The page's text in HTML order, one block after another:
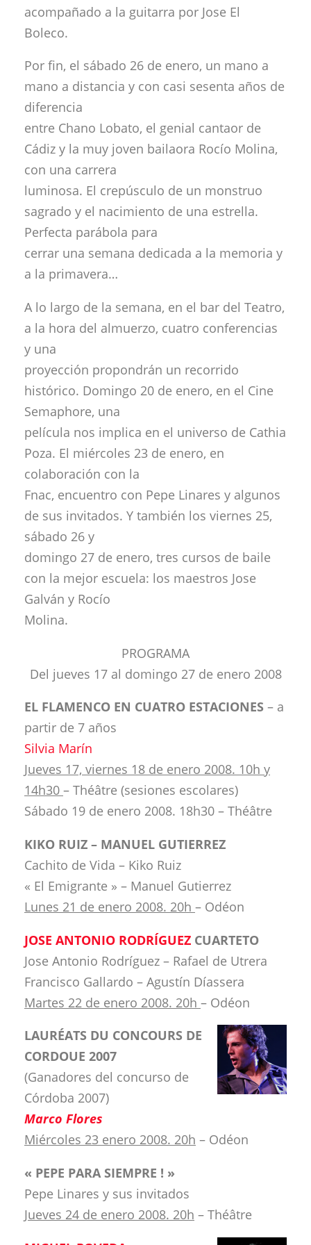
acompañado a la guitarra por Jose El
Boleco.
Por fin, el sábado 26 de enero, un mano a
mano a distancia y con casi sesenta años de
diferencia
entre Chano Lobato, el genial cantaor de
Cádiz y la muy joven bailaora Rocío Molina,
con una carrera
luminosa. El crepúsculo de un monstruo
sagrado y el nacimiento de una estrella.
Perfecta parábola para
cerrar una semana dedicada a la memoria y
a la primavera…
A lo largo de la semana, en el bar del Teatro,
a la hora del almuerzo, cuatro conferencias
y una
proyección propondrán un recorrido
histórico. Domingo 20 de enero, en el Cine
Semaphore, una
película nos implica en el universo de Cathia
Poza. El miércoles 23 de enero, en
colaboración con la
Fnac, encuentro con Pepe Linares y algunos
de sus invitados. Y también los viernes 25,
sábado 26 y
domingo 27 de enero, tres cursos de baile
con la mejor escuela: los maestros Jose
Galván y Rocío
Molina.
PROGRAMA
Del jueves 17 al domingo 27 de enero 2008
EL FLAMENCO EN CUATRO ESTACIONES – a
partir de 7 años
Silvia Marín
Jueves 17, viernes 18 de enero 2008. 10h y
14h30 – Théâtre (sesiones escolares)
Sábado 19 de enero 2008. 18h30 – Théâtre
KIKO RUIZ – MANUEL GUTIERREZ
Cachito de Vida – Kiko Ruiz
« El Emigrante » – Manuel Gutierrez
Lunes 21 de enero 2008. 20h – Odéon
JOSE ANTONIO RODRÍGUEZ CUARTETO
Jose Antonio Rodríguez – Rafael de Utrera
Francisco Gallardo – Agustín Díassera
Martes 22 de enero 2008. 20h – Odéon
LAURÉATS DU CONCOURS DE
CORDOUE 2007
(Ganadores del concurso de
Córdoba 2007)
Marco Flores
Miércoles 23 enero 2008. 20h – Odéon
« PEPE PARA SIEMPRE ! »
Pepe Linares y sus invitados
Jueves 24 de enero 2008. 20h – Théâtre